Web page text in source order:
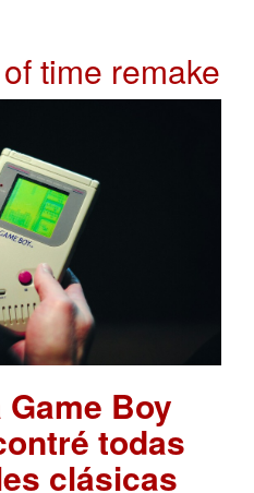
time remake
Boy
todas
clásicas